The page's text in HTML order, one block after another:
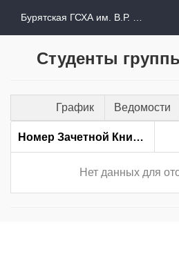
Студенты
График Ведомости
Номер Зачетной Книжки
Нет данных для